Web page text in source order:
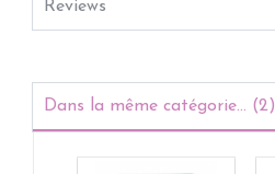
Reviews
Dans la même catégorie... (2)